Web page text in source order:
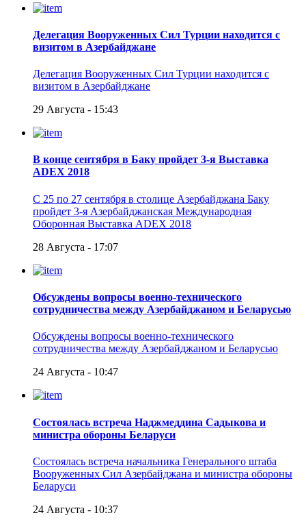
Делегация Вооруженных Сил Турции находится с
визитом в Азербайджане
Делегация Вооруженных Сил Турции находится с
визитом в Азербайджане
29 Августа - 15:43
В конце сентября в Баку пройдет 3-я Выставка
ADEX 2018
С 25 по 27 сентября в столице Азербайджана Баку
пройдет 3-я Азербайджанская Международная
Оборонная Выставка ADEX 2018
28 Августа - 17:07
Обсуждены вопросы военно-технического
сотрудничества между Азербайджаном и Беларусью
Обсуждены вопросы военно-технического
сотрудничества между Азербайджаном и Беларусью
24 Августа - 10:47
Состоялась встреча Наджмеддина Садыкова и
министра обороны Беларуси
Состоялась встреча начальника Генерального штаба
Вооруженных Сил Азербайджана и министра обороны
Беларуси
24 Августа - 10:37